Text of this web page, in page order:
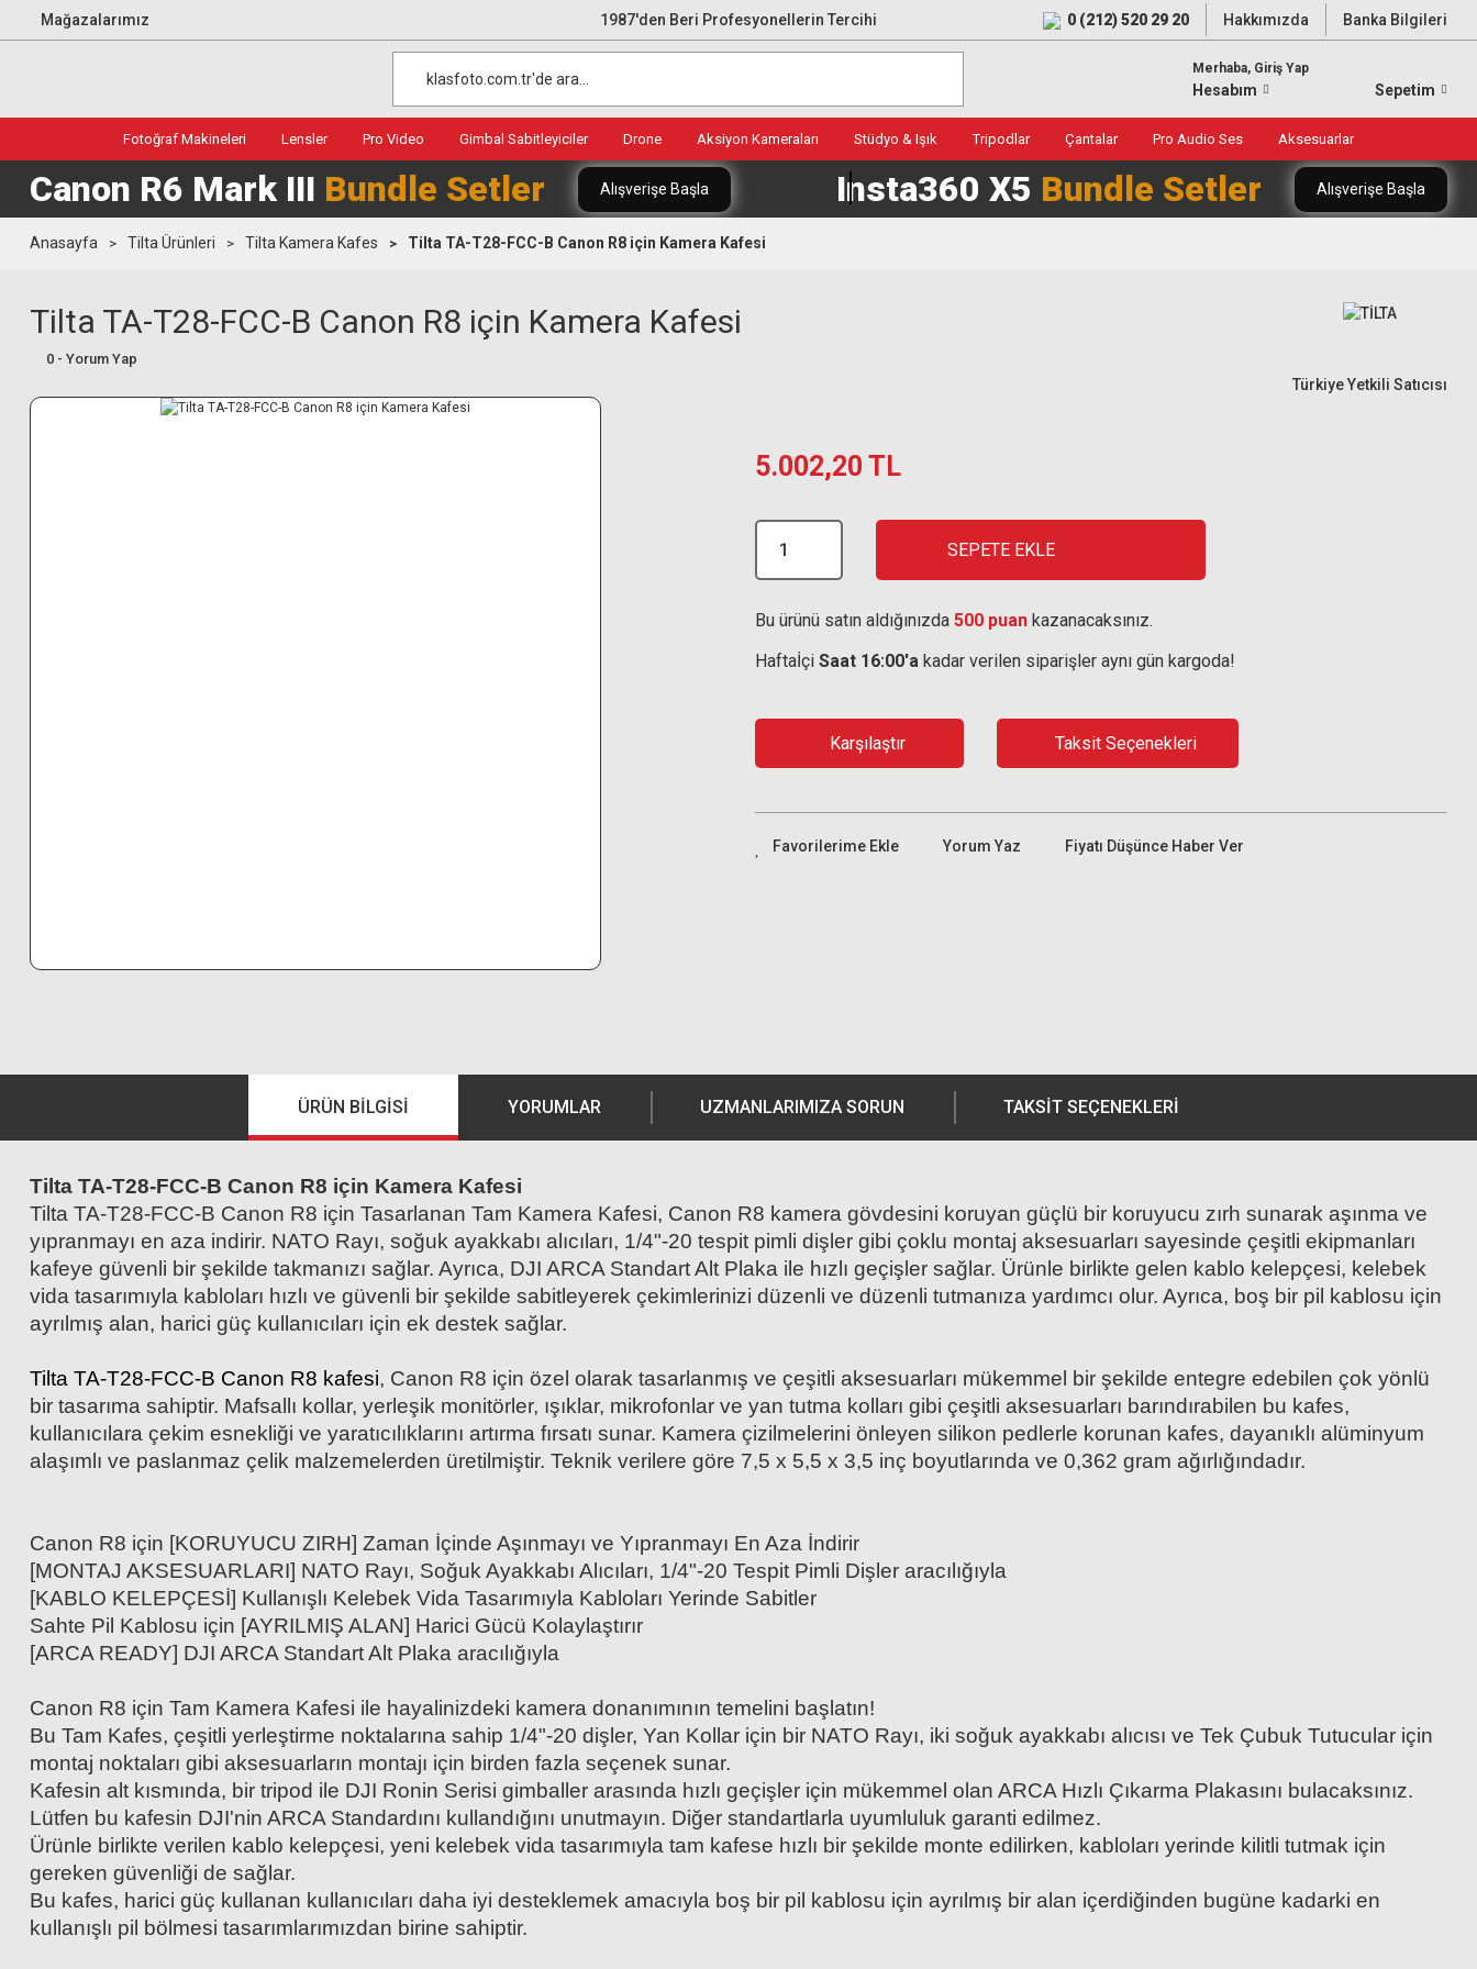
Mağazalarımız 1987'den Beri Profesyonellerin Tercihi 0 (212) 520 29 20 Hakkımızda Banka Bilgileri
Merhaba, Giriş Yap
Hesabım Sepetim
Fotoğraf Makineleri Lensler Pro Video Gimbal Sabitleyiciler Drone Aksiyon Kameraları Stüdyo & Işık Tripodlar Çantalar Pro Audio Ses Aksesuarlar
Canon R6 Mark III Bundle Setler Alışverişe Başla Insta360 X5 Bundle Setler Alışverişe Başla
Anasayfa Tilta Ürünleri Tilta Kamera Kafes Tilta TA-T28-FCC-B Canon R8 için Kamera Kafesi
Tilta TA-T28-FCC-B Canon R8 için Kamera Kafesi
0 - Yorum Yap
Türkiye Yetkili Satıcısı
5.002,20 TL
SEPETE EKLE
Bu ürünü satın aldığınızda 500 puan kazanacaksınız.
Haftaİçi Saat 16:00'a kadar verilen siparişler aynı gün kargoda!
Karşılaştır Taksit Seçenekleri
Yorum Yaz Fiyatı Düşünce Haber Ver
ÜRÜN BILGISI YORUMLAR UZMANLARIMIZA SORUN TAKSIT SEÇENEKLERI
Tilta TA-T28-FCC-B Canon R8 için Kamera Kafesi
Tilta TA-T28-FCC-B Canon R8 için Tasarlanan Tam Kamera Kafesi, Canon R8 kamera gövdesini koruyan güçlü bir koruyucu zırh sunarak aşınma ve
yıpranmayı en aza indirir. NATO Rayı, soğuk ayakkabı alıcıları, 1/4"-20 tespit pimli dişler gibi çoklu montaj aksesuarları sayesinde çeşitli ekipmanları
kafeye güvenli bir şekilde takmanızı sağlar. Ayrıca, DJI ARCA Standart Alt Plaka ile hızlı geçişler sağlar. Ürünle birlikte gelen kablo kelepçesi, kelebek
vida tasarımıyla kabloları hızlı ve güvenli bir şekilde sabitleyerek çekimlerinizi düzenli ve düzenli tutmanıza yardımcı olur. Ayrıca, boş bir pil kablosu için
ayrılmış alan, harici güç kullanıcıları için ek destek sağlar.
Tilta TA-T28-FCC-B Canon R8 kafesi, Canon R8 için özel olarak tasarlanmış ve çeşitli aksesuarları mükemmel bir şekilde entegre edebilen çok yönlü
bir tasarıma sahiptir. Mafsallı kollar, yerleşik monitörler, ışıklar, mikrofonlar ve yan tutma kolları gibi çeşitli aksesuarları barındırabilen bu kafes,
kullanıcılara çekim esnekliği ve yaratıcılıklarını artırma fırsatı sunar. Kamera çizilmelerini önleyen silikon pedlerle korunan kafes, dayanıklı alüminyum
alaşımlı ve paslanmaz çelik malzemelerden üretilmiştir. Teknik verilere göre 7,5 x 5,5 x 3,5 inç boyutlarında ve 0,362 gram ağırlığındadır.
Canon R8 için [KORUYUCU ZIRH] Zaman İçinde Aşınmayı ve Yıpranmayı En Aza İndirir
[MONTAJ AKSESUARLARI] NATO Rayı, Soğuk Ayakkabı Alıcıları, 1/4"-20 Tespit Pimli Dişler aracılığıyla
[KABLO KELEPÇESİ] Kullanışlı Kelebek Vida Tasarımıyla Kabloları Yerinde Sabitler
Sahte Pil Kablosu için [AYRILMIŞ ALAN] Harici Gücü Kolaylaştırır
[ARCA READY] DJI ARCA Standart Alt Plaka aracılığıyla
Canon R8 için Tam Kamera Kafesi ile hayalinizdeki kamera donanımının temelini başlatın!
Bu Tam Kafes, çeşitli yerleştirme noktalarına sahip 1/4"-20 dişler, Yan Kollar için bir NATO Rayı, iki soğuk ayakkabı alıcısı ve Tek Çubuk Tutucular için
montaj noktaları gibi aksesuarların montajı için birden fazla seçenek sunar.
Kafesin alt kısmında, bir tripod ile DJI Ronin Serisi gimballer arasında hızlı geçişler için mükemmel olan ARCA Hızlı Çıkarma Plakasını bulacaksınız.
Lütfen bu kafesin DJI'nin ARCA Standardını kullandığını unutmayın. Diğer standartlarla uyumluluk garanti edilmez.
Ürünle birlikte verilen kablo kelepçesi, yeni kelebek vida tasarımıyla tam kafese hızlı bir şekilde monte edilirken, kabloları yerinde kilitli tutmak için
gereken güvenliği de sağlar.
Bu kafes, harici güç kullanan kullanıcıları daha iyi desteklemek amacıyla boş bir pil kablosu için ayrılmış bir alan içerdiğinden bugüne kadarki en
kullanışlı pil bölmesi tasarımlarımızdan birine sahiptir.